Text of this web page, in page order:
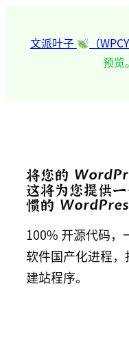
文派叶子 （
预览
将您的
这将为您提供
惯的
100% 开源代码，
软件国产化进程
建站程序。